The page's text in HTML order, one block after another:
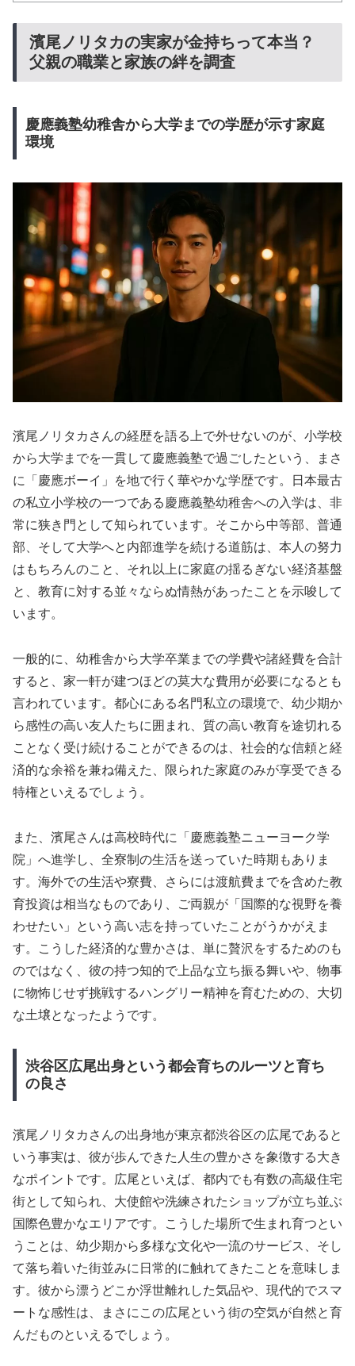
濱尾ノリタカの実家が金持ちって本当？
父親の職業と家族の絆を調査
慶應義塾幼稚舎から大学までの学歴が示す家庭
環境
濱尾ノリタカさんの経歴を語る上で外せないのが、小学校
から大学までを一貫して慶應義塾で過ごしたという、まさ
に「慶應ボーイ」を地で行く華やかな学歴です。日本最古
の私立小学校の一つである慶應義塾幼稚舎への入学は、非
常に狭き門として知られています。そこから中等部、普通
部、そして大学へと内部進学を続ける道筋は、本人の努力
はもちろんのこと、それ以上に家庭の揺るぎない経済基盤
と、教育に対する並々ならぬ情熱があったことを示唆して
います。
一般的に、幼稚舎から大学卒業までの学費や諸経費を合計
すると、家一軒が建つほどの莫大な費用が必要になるとも
言われています。都心にある名門私立の環境で、幼少期か
ら感性の高い友人たちに囲まれ、質の高い教育を途切れる
ことなく受け続けることができるのは、社会的な信頼と経
済的な余裕を兼ね備えた、限られた家庭のみが享受できる
特権といえるでしょう。
また、濱尾さんは高校時代に「慶應義塾ニューヨーク学
院」へ進学し、全寮制の生活を送っていた時期もありま
す。海外での生活や寮費、さらには渡航費までを含めた教
育投資は相当なものであり、ご両親が「国際的な視野を養
わせたい」という高い志を持っていたことがうかがえま
す。こうした経済的な豊かさは、単に贅沢をするためのも
のではなく、彼の持つ知的で上品な立ち振る舞いや、物事
に物怖じせず挑戦するハングリー精神を育むための、大切
な土壌となったようです。
渋谷区広尾出身という都会育ちのルーツと育ち
の良さ
濱尾ノリタカさんの出身地が東京都渋谷区の広尾であると
いう事実は、彼が歩んできた人生の豊かさを象徴する大き
なポイントです。広尾といえば、都内でも有数の高級住宅
街として知られ、大使館や洗練されたショップが立ち並ぶ
国際色豊かなエリアです。こうした場所で生まれ育つとい
うことは、幼少期から多様な文化や一流のサービス、そし
て落ち着いた街並みに日常的に触れてきたことを意味しま
す。彼から漂うどこか浮世離れした気品や、現代的でスマ
ートな感性は、まさにこの広尾という街の空気が自然と育
んだものといえるでしょう。